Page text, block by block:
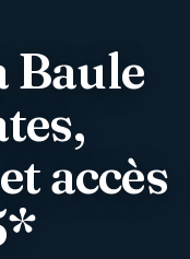
Baule
accès